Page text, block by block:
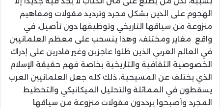
الهجوم على الدين بشكل مجرد وترديد مقولات ومفاهيم
منزوعة من سياقها التاريخي وتوظيفها دون تأصيل، في
واقع مغاير ومختلف، وهذا ينسحب على معظم العلمانيين
في العالم العربي الذين ظلوا عاجزين وغير قادرين على إدراك
الخصوصية الثقافية والتاريخية بخاصة فهم حقيقة الإسلام
الذي يختلف عن المسيحية، ذلك كله جعل العلمانيين العرب
يسقطون في المماثلة والتحليل الميكانيكي والتخطيط
المجرد وأصبحوا يرددون مقولات منزوعة من سياقها